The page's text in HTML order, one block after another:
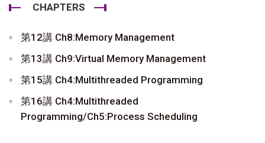
CHAPTERS
第12講 Ch8:Memory Management
第13講 Ch9:Virtual Memory Management
第15講 Ch4:Multithreaded Programming
第16講 Ch4:Multithreaded
Programming/Ch5:Process Scheduling